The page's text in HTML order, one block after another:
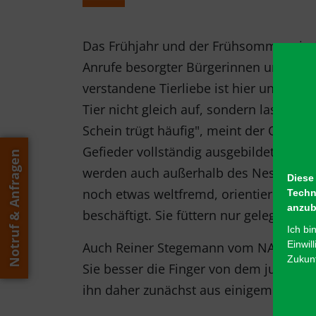
Notruf & Anfragen
Das Frühjahr und der Frühsommer
Anrufe besorgter Bürgerinnen und
verstandene Tierliebe ist hier
Tier nicht gleich auf, sondern lassen
Schein trügt häufig", meint der
Gefieder vollständig ausgebildet ist.
werden auch außerhalb des Nestes
noch etwas weltfremd,
beschäftigt. Sie füttern nur
Auch Reiner Stegemann vom NABU
Sie besser die Finger von dem jungen
ihn daher zunächst aus einigem
Ich